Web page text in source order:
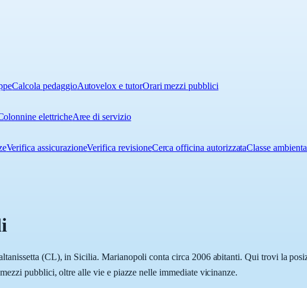
Calcola pedaggioAutovelox e tutorOrari mezzi pubblici
elettricheAree di servizio
Verifica assicurazioneVerifica revisioneCerca officina autorizzataClasse
(CL), in Sicilia. Marianopoli conta circa 2006 abitanti. Qui trovi la
pubblici, oltre alle vie e piazze nelle immediate vicinanze.